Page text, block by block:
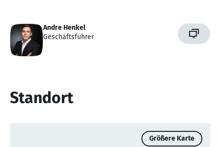
Andre Henkel
Geschäftsführer
Standort
Größere Karte